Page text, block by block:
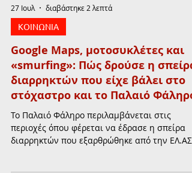
27 Ιουλ διαβάστηκε 2 λεπτά
ΚΟΙΝΩΝΙΑ
Google Maps, μοτοσυκλέτες και
«smurfing»: Πώς δρούσε η σπείρα
διαρρηκτών που είχε βάλει στο
στόχαστρο και το Παλαιό Φάληρο